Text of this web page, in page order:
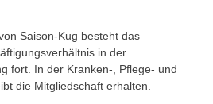
Saison-Kug besteht das
in der
fort. In der Kranken-, Pflege- und
die Mitgliedschaft erhalten.